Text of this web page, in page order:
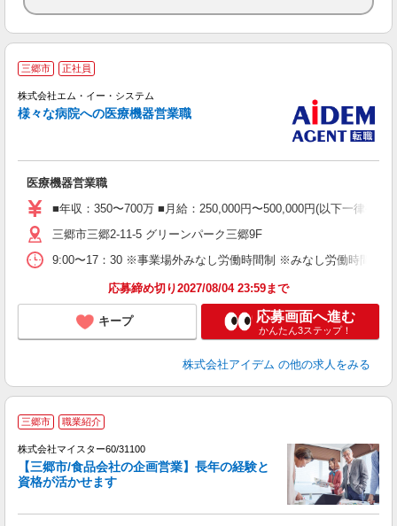
三郷市 正社員
株式会社エム・イー・システム
様々な病院への医療機器営業職
医療機器営業職
■年収：350〜700万 ■月給：250,000円〜500,000円(以下一律手
三郷市三郷2-11-5 グリーンパーク三郷9F
9:00〜17：30 ※事業場外みなし労働時間制 ※みなし労働時間/日
応募締め切り2027/08/04 23:59まで
キープ 応募画面へ進む
かんたん3ステップ！
株式会社アイデム の他の求人をみる
三郷市 職業紹介
株式会社マイスター60/31100
【三郷市/食品会社の企画営業】長年の経験と
資格が活かせます